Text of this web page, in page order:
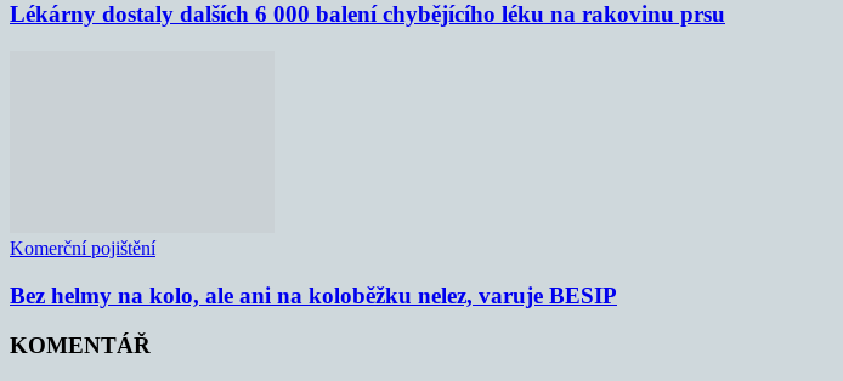
Lékárny dostaly dalších 6 000 balení chybějícího léku na rakovinu prsu
Komerční pojištění
Bez helmy na kolo, ale ani na koloběžku nelez, varuje BESIP
KOMENTÁŘ